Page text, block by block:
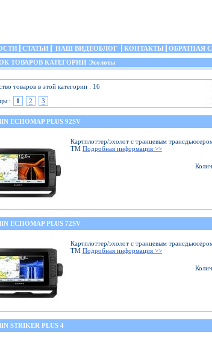
СТАТЬИ НАШ ВИДЕОБЛОГ КОНТАКТЫ ОБРАТНАЯ
ТОВАРОВ КАТЕГОРИИ Эхолоты
товаров в этой категории : 16
:
1 2 3
ECHOMAP PLUS 92SV
Картплоттер/эхолот с транцевым
TM Подробная информация >>
ECHOMAP PLUS 72SV
Картплоттер/эхолот с транцевым
TM Подробная информация >>
STRIKER PLUS 4